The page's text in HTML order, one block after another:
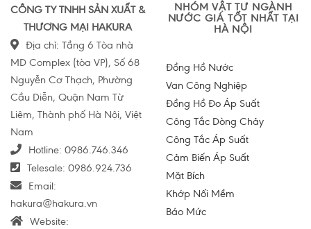
CÔNG TY TNHH SẢN XUẤT &
THƯƠNG MẠI HAKURA
Địa chỉ: Tầng 6 Tòa nhà
MD Complex (tòa VP), Số 68
Nguyễn Cơ Thạch, Phường
Cầu Diễn, Quận Nam Từ
Liêm, Thành phố Hà Nội, Việt
Nam
Hotline: 0986.746.346
Telesale: 0986.924.736
Email:
hakura@hakura.vn
Website:
NHÓM VẬT TƯ NGÀNH
NƯỚC GIÁ TỐT NHẤT TẠI
HÀ NỘI
Đồng Hồ Nước
Van Công Nghiệp
Đồng Hồ Đo Áp Suất
Công Tắc Dòng Chảy
Công Tắc Áp Suất
Cảm Biến Áp Suất
Mặt Bích
Khớp Nối Mềm
Báo Mức